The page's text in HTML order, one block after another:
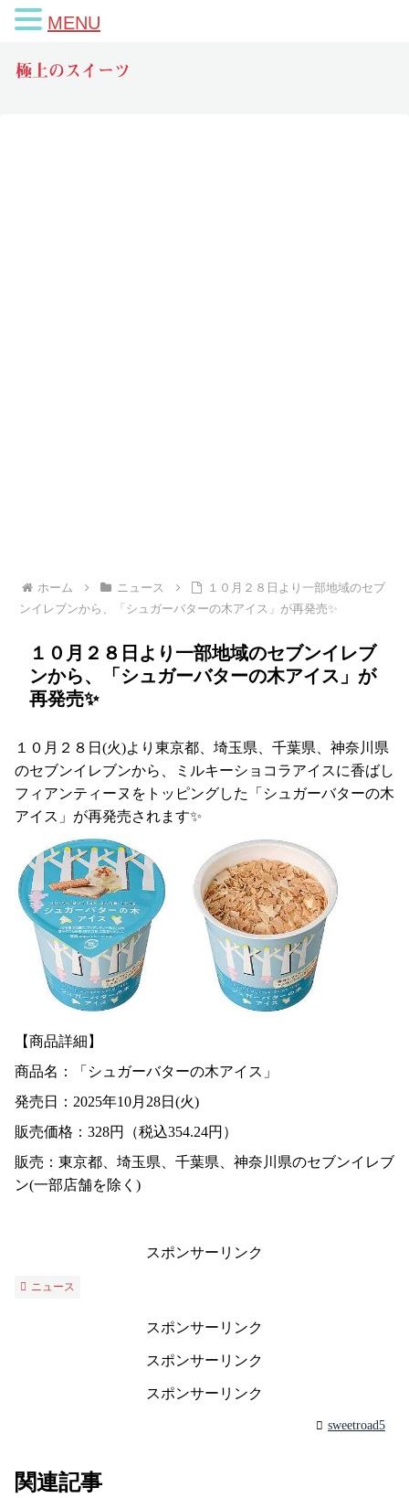
極上のスイーツ
ホーム ニュース
１０月２８日より一部地域のセブ
ンイレブンから、「シュガーバターの木アイス」が再発売✨
１０月２８日より一部地域のセブンイレブ
ンから、「シュガーバターの木アイス」が
再発売✨
１０月２８日(火)より東京都、埼玉県、千葉県、神奈川県
のセブンイレブンから、ミルキーショコラアイスに香ばし
フィアンティーヌをトッピングした「シュガーバターの木
アイス」が再発売されます✨
【商品詳細】
商品名：「シュガーバターの木アイス」
発売日：2025年10月28日(火)
販売価格：328円（税込354.24円）
販売：東京都、埼玉県、千葉県、神奈川県のセブンイレブ
ン(一部店舗を除く)
スポンサーリンク
ニュース
スポンサーリンク
スポンサーリンク
スポンサーリンク
sweetroad5
関連記事
MENU